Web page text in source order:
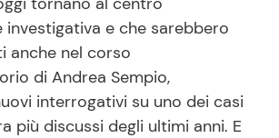
investigativa e che sarebbero
anche nel corso
di Andrea Sempio,
interrogativi su uno dei casi
più discussi degli ultimi anni. E